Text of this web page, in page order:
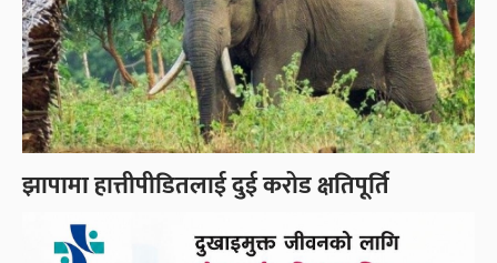
झापामा हात्तीपीडितलाई दुई करोड क्षतिपूर्ति